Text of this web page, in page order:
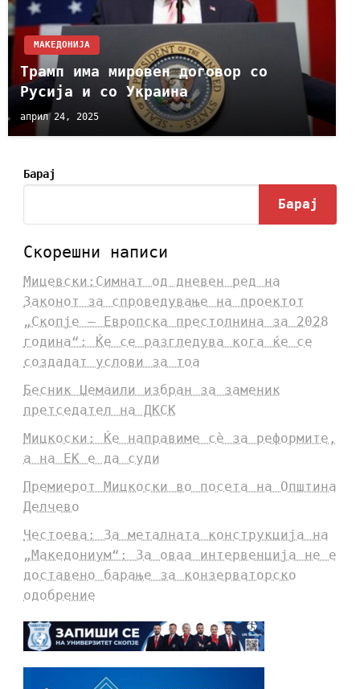
МАКЕДОНИЈА
Трамп има мировен договор со
Русија и со Украина
април 24, 2025
Барај
Барај
Скорешни написи
Мицевски:Симнат од дневен ред на
Законот за спроведување на проектот
„Скопје – Европска престолнина за 2028
година“: Ќе се разгледува кога ќе се
создадат услови за тоа
Бесник Џемаили избран за заменик
претседател на ДКСК
Мицкоски: Ќе направиме сè за реформите,
а на ЕК е да суди
Премиерот Мицкоски во посета на Општина
Делчево
Честоева: За металната конструкција на
„Македониум“: За оваа интервенција не е
доставено барање за конзерваторско
одобрение